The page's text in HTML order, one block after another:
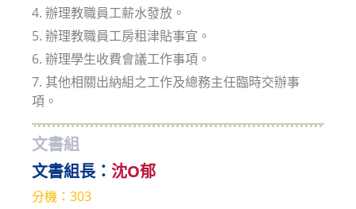
4. 辦理教職員工薪水發放。
5. 辦理教職員工房租津貼事宜。
6. 辦理學生收費會議工作事項。
7. 其他相關出納組之工作及總務主任臨時交辦事
項。
文書組
文書組長： 沈O郁
分機：303